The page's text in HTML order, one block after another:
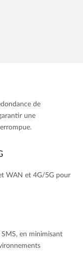
de
une
WAN et 4G/5G pour
en minimisant